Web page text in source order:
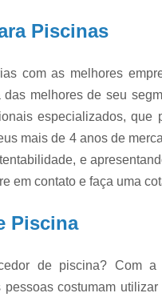
Reparo de
Piscinas
com as melhores
melhores de seu
especializados,
mais de 4 anos de
e
em contato e faça uma
Piscina
de piscina? Com
costumam